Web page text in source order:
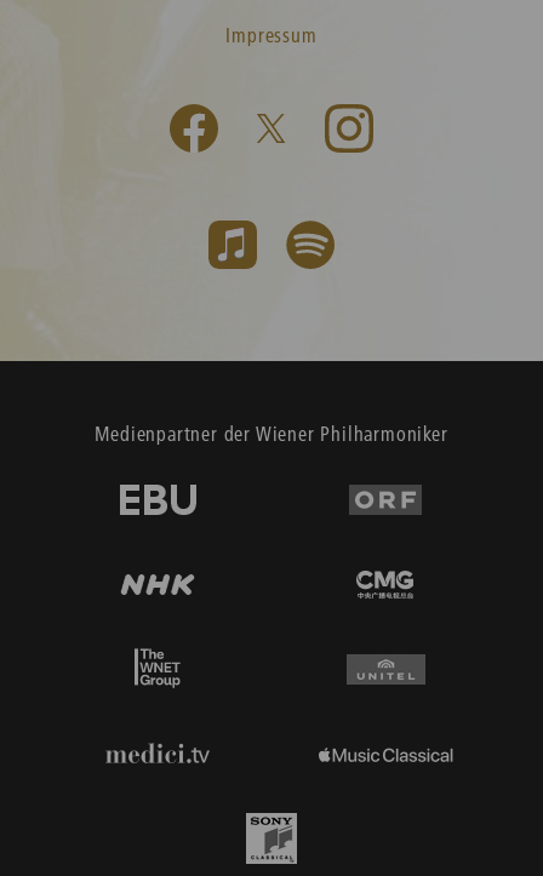
Impressum
Medienpartner der Wiener Philharmoniker